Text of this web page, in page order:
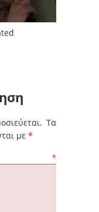
Τα
με *
*